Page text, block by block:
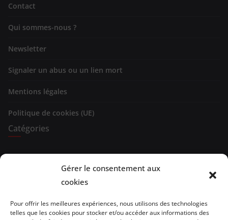
Gérer le consentement aux
cookies
Pour offrir les meilleures expériences, nous utilisons des technologies
telles que les cookies pour stocker et/ou accéder aux informations des
Contact
Qui sommes-nous ?
Newsletter
Signaler un abus ou un lien mort
Mentions légales
Politique de cookies (UE)
Catégories
Expositions
Evénements